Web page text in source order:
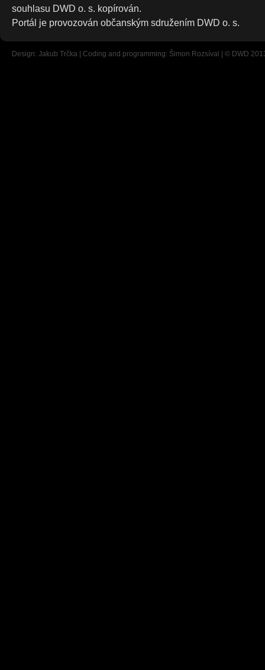
souhlasu DWD o. s. kopírován.
Portál je provozován občanským sdružením DWD o. s.
Design: Jakub Trčka | Coding and programming: Šimon Rozsíval | © DWD